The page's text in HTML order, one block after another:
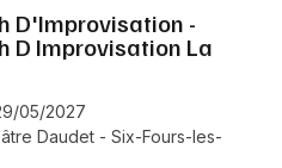
D'Improvisation -
D Improvisation La
05/2027
Daudet - Six-Fours-les-